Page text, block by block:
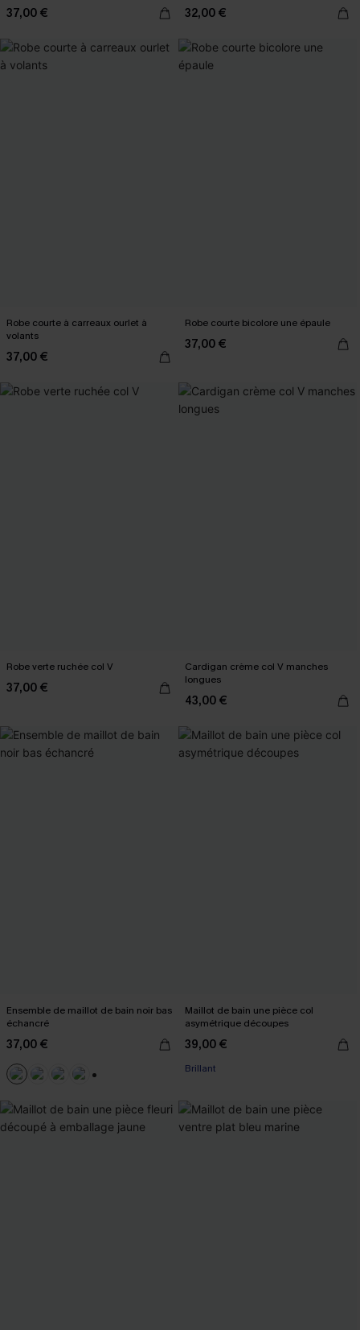
37,00 € 32,00 €
Robe courte à carreaux ourlet à
volants
37,00 €
Robe courte bicolore une épaule
37,00 €
Robe verte ruchée col V
37,00 €
Cardigan crème col V manches
longues
43,00 €
Ensemble de maillot de bain noir bas
échancré
37,00 €
Maillot de bain une pièce col
asymétrique découpes
39,00 €
Brillant